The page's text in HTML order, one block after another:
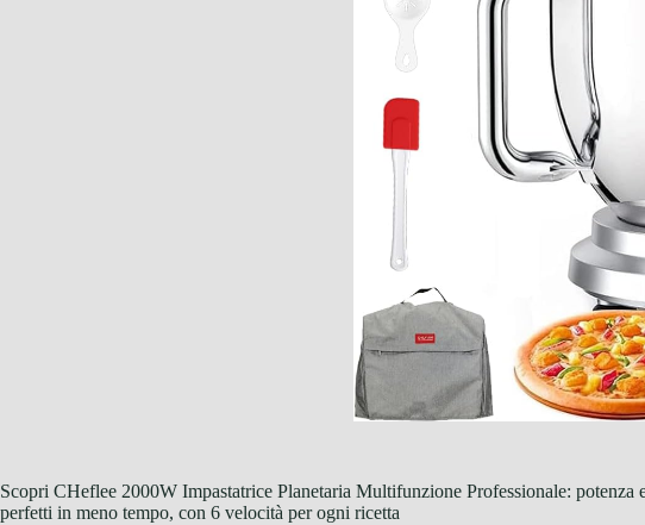
Scopri CHeflee 2000W Impastatrice Planetaria Multifunzione Professionale: potenza
perfetti in meno tempo, con 6 velocità per ogni ricetta